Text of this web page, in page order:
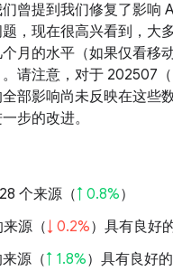
曾提到我们修复了影响
，现在很高兴看到，大
月的水平（如果仅看移
请注意，对于 202507（
部影响尚未反映在这些
步的改进。
个来源（↑ 0.8%）
源（↓ 0.2%）具有良好
源（↑ 1.8%）具有良好